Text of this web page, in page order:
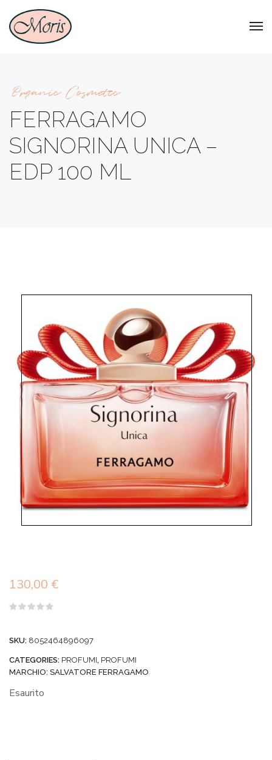
Organic Cosmetic
FERRAGAMO
SIGNORINA UNICA –
EDP 100 ML
130,00 €
5
SKU: 8052464896097
CATEGORIES: PROFUMI, PROFUMI
MARCHIO: SALVATORE FERRAGAMO
Esaurito